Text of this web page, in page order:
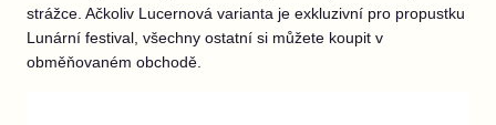
strážce. Ačkoliv Lucernová varianta je exkluzivní pro propustku
Lunární festival, všechny ostatní si můžete koupit v
obměňovaném obchodě.